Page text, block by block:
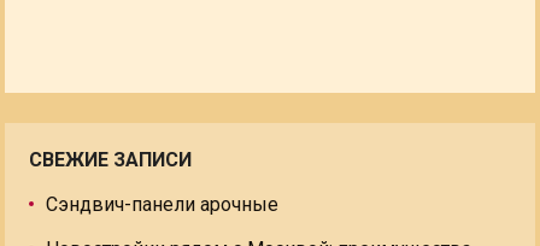
СВЕЖИЕ ЗАПИСИ
Сэндвич-панели арочные